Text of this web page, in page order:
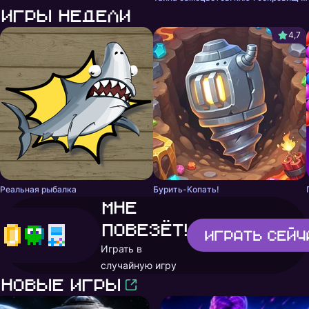
Игры недели
Реальная рыбалка
4,7
Бурить-Копать!
Мне
повезёт!
Играть в
случайную игру
Играть
Новые игры